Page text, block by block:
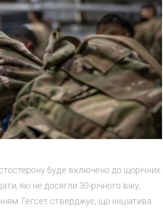
буде включено до щорічних
які не досягли 30-річного віку,
Гегсет стверджує, що ініціатива